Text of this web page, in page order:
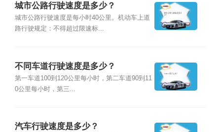
城市公路行驶速度是多少？
城市公路行驶速度是每小时40公里。机动车上道
路行驶规定：不得超过限速标...
不同车道行驶速度是多少？
第一车道100到120公里每小时，第二车道90到11
0公里每小时，第三...
汽车行驶速度是多少？